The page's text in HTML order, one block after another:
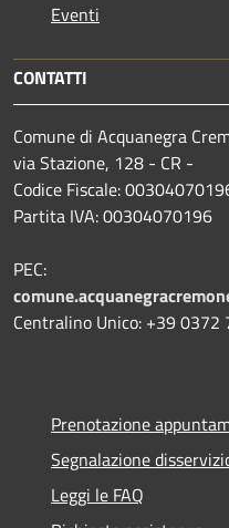
Eventi
CONTATTI
Comune di Acquanegra
via Stazione, 128 - CR -
Codice Fiscale:
Partita IVA: 00304070196
PEC:
Centralino Unico: +39 0372
Prenotazione
Segnalazione
Leggi le FAQ